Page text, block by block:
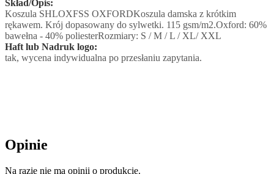
Skład/Opis:
Koszula SHLOXFSS OXFORDKoszula damska z krótkim
rękawem. Krój dopasowany do sylwetki. 115 gsm/m2.Oxford: 60%
bawełna - 40% poliesterRozmiary: S / M / L / XL/ XXL
Haft lub Nadruk logo:
tak, wycena indywidualna po przesłaniu zapytania.
Opinie
Na razie nie ma opinii o produkcie.